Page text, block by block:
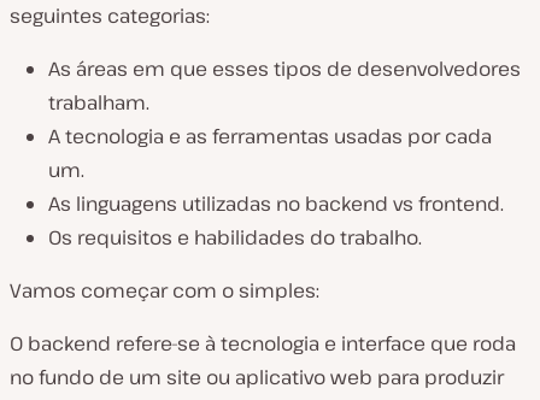
seguintes categorias:
As áreas em que esses tipos de desenvolvedores
trabalham.
A tecnologia e as ferramentas usadas por cada
um.
As linguagens utilizadas no backend vs frontend.
Os requisitos e habilidades do trabalho.
Vamos começar com o simples:
O backend refere-se à tecnologia e interface que roda
no fundo de um site ou aplicativo web para produzir